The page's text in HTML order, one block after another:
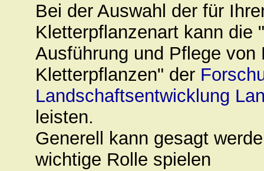
Bei der Auswahl der für
Kletterpflanzenart kann die
Ausführung und Pflege
Kletterpflanzen" der
Landschaftsentwicklung
leisten.
Generell kann gesagt
wichtige Rolle spielen